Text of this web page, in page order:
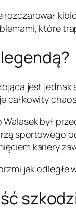
rozczarował
które
jest jednak
całkowity
był
sportowego
kariery
jak